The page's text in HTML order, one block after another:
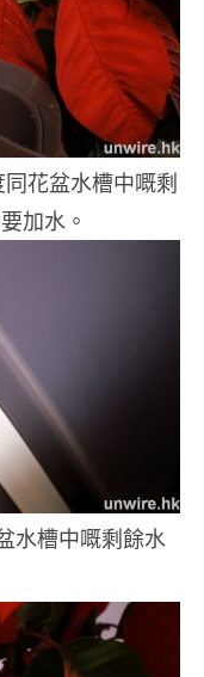
花盆水槽中嘅剩
加水。
水槽中嘅剩餘水